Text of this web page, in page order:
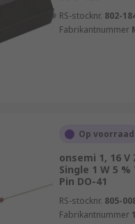
RS-stocknr. 802-
Fabrikantnummer
Op voorraad
onsemi 1, 16 V
Single 1 W 5
Pin DO-41
RS-stocknr. 805-
Fabrikantnummer